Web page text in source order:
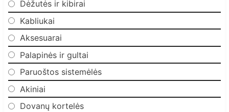
Dėžutės ir kibirai
Kabliukai
Aksesuarai
Palapinės ir gultai
Paruoštos sistemėlės
Akiniai
Dovanų kortelės